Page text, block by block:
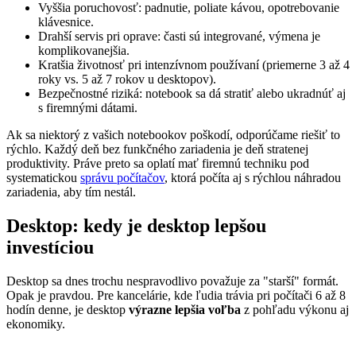
Vyššia poruchovosť: padnutie, poliate kávou, opotrebovanie
klávesnice.
Drahší servis pri oprave: časti sú integrované, výmena je
komplikovanejšia.
Kratšia životnosť pri intenzívnom používaní (priemerne 3 až 4
roky vs. 5 až 7 rokov u desktopov).
Bezpečnostné riziká: notebook sa dá stratiť alebo ukradnúť aj
s firemnými dátami.
Ak sa niektorý z vašich notebookov poškodí, odporúčame riešiť to
rýchlo. Každý deň bez funkčného zariadenia je deň stratenej
produktivity. Práve preto sa oplatí mať firemnú techniku pod
systematickou správu počítačov, ktorá počíta aj s rýchlou náhradou
zariadenia, aby tím nestál.
Desktop: kedy je desktop lepšou
investíciou
Desktop sa dnes trochu nespravodlivo považuje za "starší" formát.
Opak je pravdou. Pre kancelárie, kde ľudia trávia pri počítači 6 až 8
hodín denne, je desktop výrazne lepšia voľba z pohľadu výkonu aj
ekonomiky.